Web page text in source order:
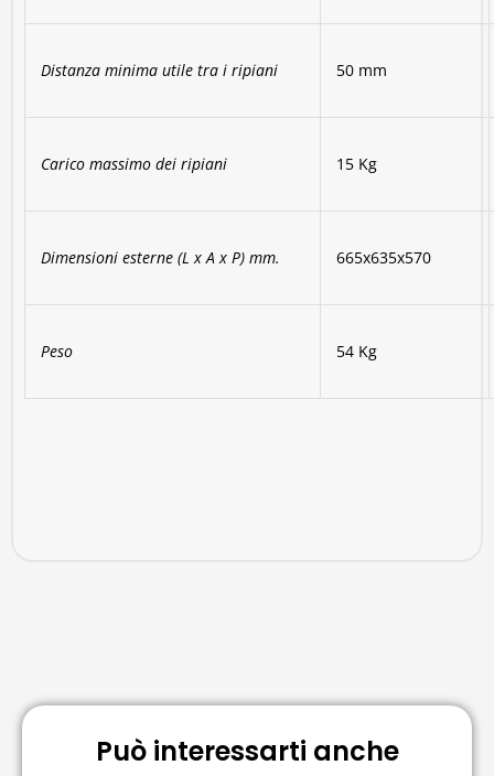
Distanza minima utile tra i ripiani 50 mm
Carico massimo dei ripiani 15 Kg
Dimensioni esterne (L x A x P) mm. 665x635x570
Peso 54 Kg
Può interessarti anche